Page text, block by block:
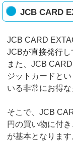
JCB CARD
JCB CARD
JCBが直接発行し
また、JCB
ジットカードと
いる非常にお得
そこで、JCB
円の買い物に付
が基本となります